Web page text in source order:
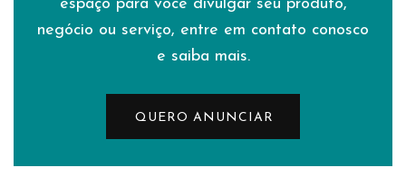
espaço para você divulgar seu produto,
negócio ou serviço, entre em contato conosco
e saiba mais.
QUERO ANUNCIAR